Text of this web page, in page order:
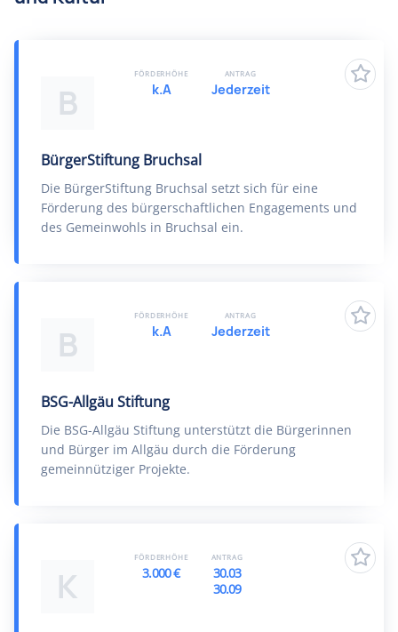
B
BürgerStiftung Bruchsal
Die BürgerStiftung Bruchsal setzt sich für eine
Förderung des bürgerschaftlichen Engagements und
des Gemeinwohls in Bruchsal ein.
FÖRDERHÖHE
k.A
ANTRAG
Jederzeit
B
BSG-Allgäu Stiftung
Die BSG-Allgäu Stiftung unterstützt die Bürgerinnen
und Bürger im Allgäu durch die Förderung
gemeinnütziger Projekte.
FÖRDERHÖHE
k.A
ANTRAG
Jederzeit
K
FÖRDERHÖHE
3.000 €
ANTRAG
30.03
30.09